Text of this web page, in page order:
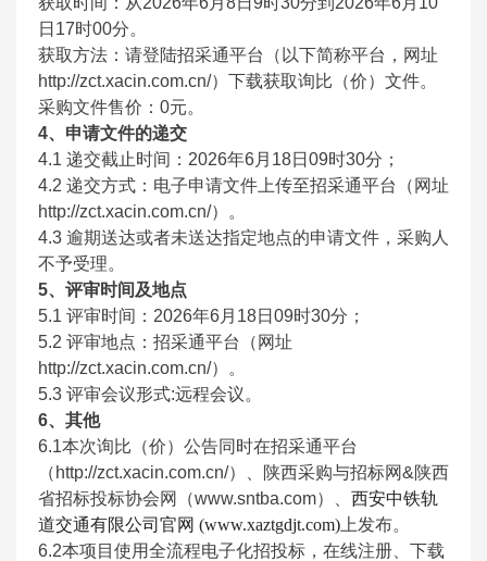
日17时00分。
获取方法：请登陆招采通平台（以下简称平台，网址
http://zct.xacin.com.cn/）下载获取询比（价）文件。
采购文件售价：0元。
4、申请文件的递交
4.1 递交截止时间：2026年6月18日09时30分；
4.2 递交方式：电子申请文件上传至招采通平台（网址
http://zct.xacin.com.cn/）。
4.3 逾期送达或者未送达指定地点的申请文件，采购人
不予受理。
5、评审时间及地点
5.1 评审时间：2026年6月18日09时30分；
5.2 评审地点：招采通平台（网址
http://zct.xacin.com.cn/）。
5.3 评审会议形式:远程会议。
6、其他
6.1本次询比（价）公告同时在招采通平台
（http://zct.xacin.com.cn/）、陕西采购与招标网&陕西
省招标投标协会网（www.sntba.com）、 西安中铁轨
道交通有限公司官网 (www.xaztgdjt.com) 上发布。
6.2本项目使用全流程电子化招投标，在线注册、下载